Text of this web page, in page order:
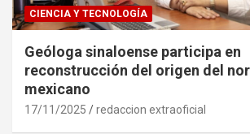
CIENCIA Y TECNOLOGÍA
Geóloga sinaloense participa en
reconstrucción del origen del
mexicano
17/11/2025 redaccion extraoficial